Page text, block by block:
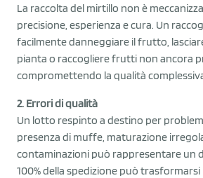
La raccolta del mirtillo non è
precisione, esperienza e cura. Un
facilmente danneggiare il frutto,
pianta o raccogliere frutti non ancora
compromettendo la qualità
2. Errori di qualità
Un lotto respinto a destino per
presenza di muffe, maturazione
contaminazioni può rappresentare un
100% della spedizione può